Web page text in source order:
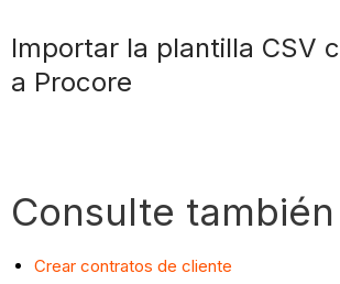
Importar la plantilla CSV
a Procore
Consulte también
Crear contratos de cliente